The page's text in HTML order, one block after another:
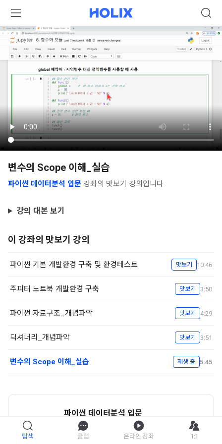
변수의 Scope 이해_실습
파이썬 데이터분석 입문 강좌의 맛보기 강의입니다.
강의 대본 보기
이 강좌의 맛보기 강의
파이썬 기본 개발환경 구축 및 환경테스트 맛보기 10:46
주피터 노트북 개발환경 구축 맛보기 3:50
파이썬 자료구조_개념파악 맛보기 4:29
딕셔너리_개념파악 맛보기 3:51
변수의 Scope 이해_실습 재생 중 5:45
파이썬 데이터분석 입문
강좌 자세히 보기
탐색 클럽 온라인 강좌 1:1